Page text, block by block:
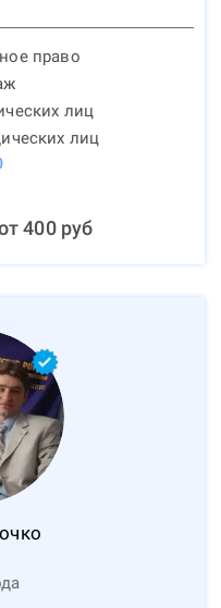
право
лиц
лиц
400руб